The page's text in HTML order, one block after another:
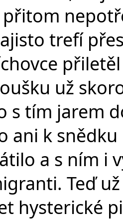
přitom
trefí
už
s tím jarem
ani k
a s ním i
Teď
hysterické